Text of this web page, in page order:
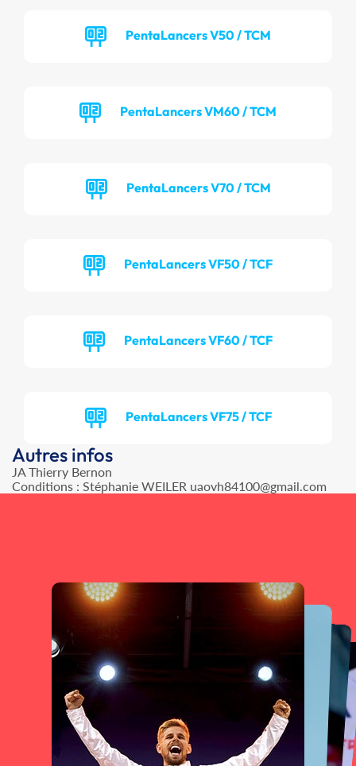
PentaLancers V50 / TCM
PentaLancers VM60 / TCM
PentaLancers V70 / TCM
PentaLancers VF50 / TCF
PentaLancers VF60 / TCF
PentaLancers VF75 / TCF
Autres infos
JA Thierry Bernon
Conditions : Stéphanie WEILER uaovh84100@gmail.com